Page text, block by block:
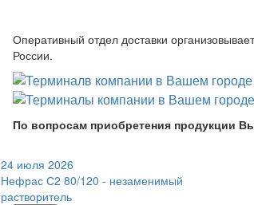
Оперативный отдел доставки
России.
По вопросам приобретения продукции
24 июля 2026
Нефрас С2 80/120 - незаменимый
растворитель